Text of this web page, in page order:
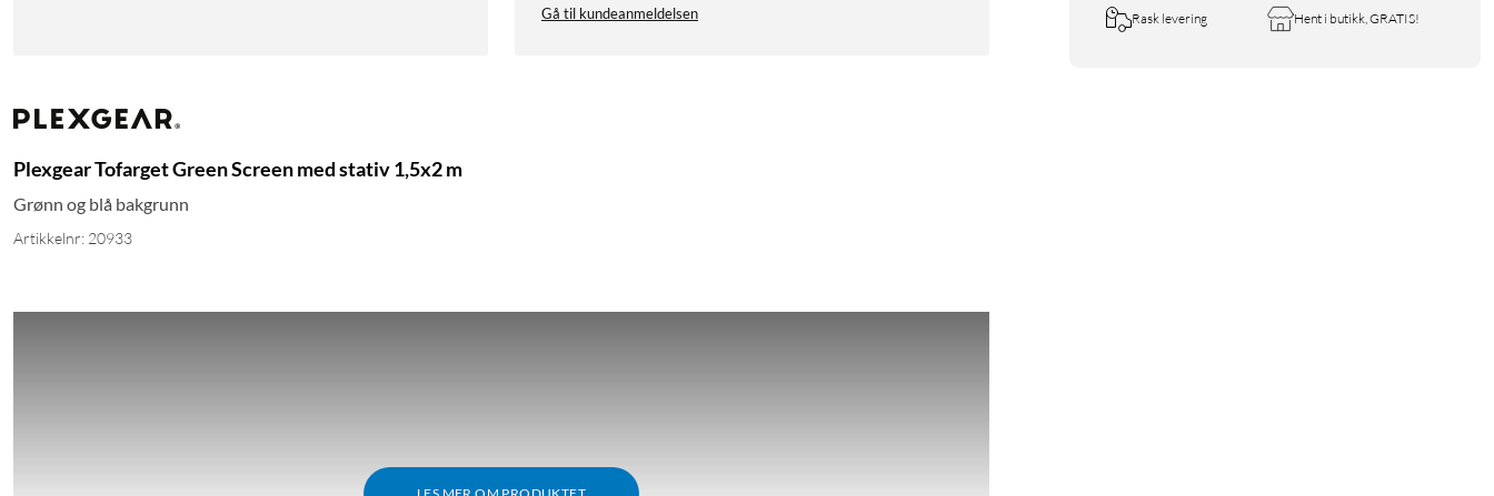
Rask levering Hent i butikk, GRATIS!
Gå til kundeanmeldelsen
Plexgear Tofarget Green Screen med stativ 1,5x2 m
Grønn og blå bakgrunn
Artikkelnr: 20933